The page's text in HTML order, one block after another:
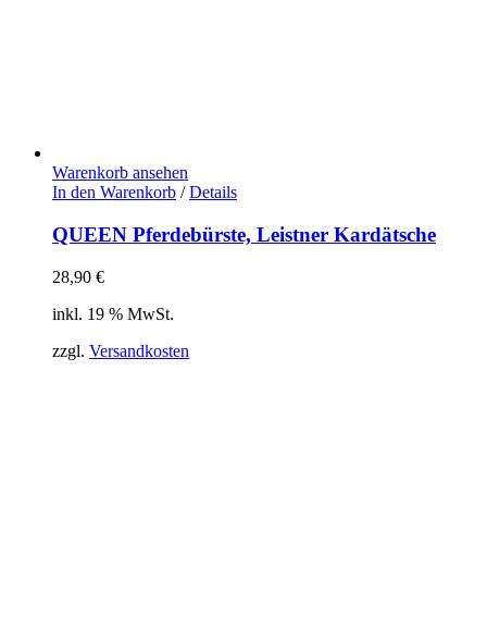
Warenkorb ansehen
In den Warenkorb / Details
QUEEN Pferdebürste, Leistner Kardätsche
28,90 €
inkl. 19 % MwSt.
zzgl. Versandkosten